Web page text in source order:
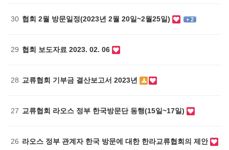
30 협회 2월 방문일정(2023년 2월 20일~2월25일) + 2
29 협회 보도자료 2023. 02. 06
28 교류협회 기부금 결산보고서 2023년
27 교류협회 라오스 정부 한국방문단 동행(15일~17일)
26 라오스 정부 관계자 한국 방문에 대한 한라교류협회의 제안